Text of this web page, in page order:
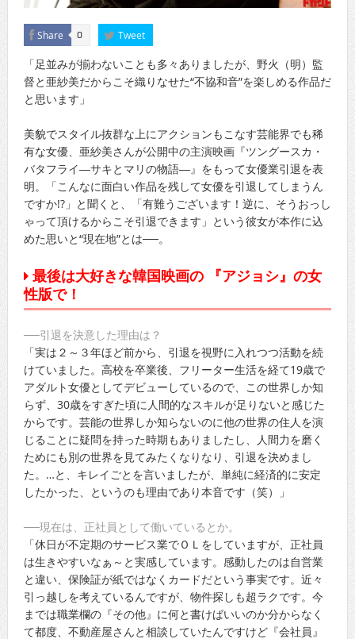
Share 0 Tweet
「足並みが揃わないことも多々ありましたが、野火（明）監
督と亜紗美だからこそ織りなせた“不協和音”を楽しめる作品だ
と思います」
美貌でスタイル抜群な上にアクションもこなす芸能界でも稀
有な女優、亜紗美さんが公開中の主演映画『ツングースカ・
バタフライ―サキとマリの物語―』をもって女優業引退を表
明。「こんなに面白い作品を残して女優を引退してしまうん
ですか!?」と聞くと、「有難うございます！逆に、そうおっし
ゃって頂けるからこそ引退できます」という彼女が本作に込
めた思いと“現在地”とは──。
最後は大好きな韓国映画の 『アジョシ』の女
性版で！
──引退を決意した理由は？
「実は２～３年ほど前から、引退を視野に入れつつ活動を続
けていました。高校を卒業後、フリーター生活を経て19歳で
アダルト女優としてデビューしているので、この世界しか知
らず、30歳をすぎた頃に人間的なスキルが足りないと感じた
からです。芸能の世界しか知らないのに他の世界の住人を演
じることに疑問を持った時期もありましたし、人間力を磨く
ためにも別の世界を見てみたくなりなり、引退を決めまし
た。…と、キレイごとを言いましたが、単純に経済的に安定
したかった、というのも理由であり本音です（笑）」
──現在は、正社員として働いているとか。
「休日が不定期のサービス業でＯＬをしていますが、正社員
は生きやすいなぁ～と実感しています。感動したのは自営業
と違い、保険証が紙ではなくカードだという事実です。近々
引っ越しを考えているんですが、物件探しも超ラクです。今
までは職業欄の『その他』に何と書けばいいのか分からなく
て都度、不動産屋さんと相談していたんですけど『会社員』